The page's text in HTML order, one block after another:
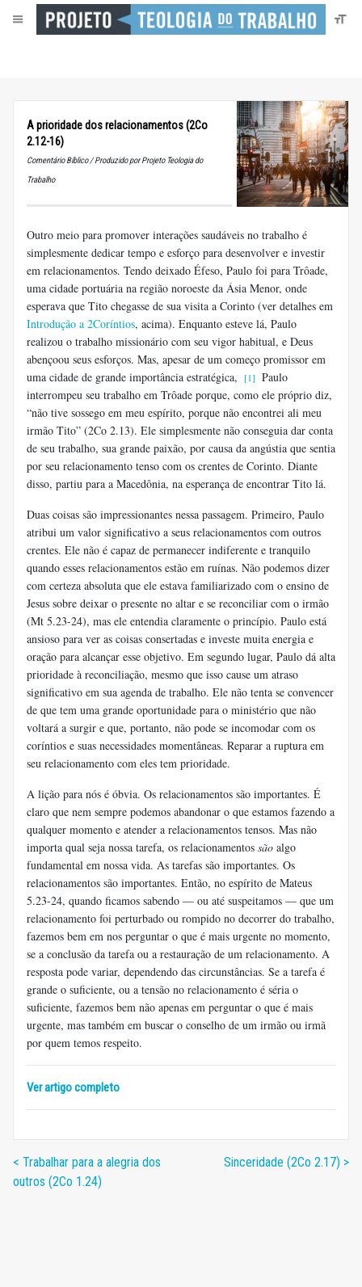
A prioridade dos relacionamentos (2Co
2.12-16)
Comentário Bíblico / Produzido por Projeto Teologia do
Trabalho
Outro meio para promover interações saudáveis ​​no trabalho é
simplesmente dedicar tempo e esforço para desenvolver e investir
em relacionamentos. Tendo deixado Éfeso, Paulo foi para Trôade,
uma cidade portuária na região noroeste da Ásia Menor, onde
esperava que Tito chegasse de sua visita a Corinto (ver detalhes em
Introdução a 2Coríntios, acima). Enquanto esteve lá, Paulo
realizou o trabalho missionário com seu vigor habitual, e Deus
abençoou seus esforços. Mas, apesar de um começo promissor em
uma cidade de grande importância estratégica,
[1] Paulo
interrompeu seu trabalho em Trôade porque, como ele próprio diz,
“não tive sossego em meu espírito, porque não encontrei ali meu
irmão Tito” (2Co 2.13). Ele simplesmente não conseguia dar conta
de seu trabalho, sua grande paixão, por causa da angústia que sentia
por seu relacionamento tenso com os crentes de Corinto. Diante
disso, partiu para a Macedônia, na esperança de encontrar Tito lá.
Duas coisas são impressionantes nessa passagem. Primeiro, Paulo
atribui um valor significativo a seus relacionamentos com outros
crentes. Ele não é capaz de permanecer indiferente e tranquilo
quando esses relacionamentos estão em ruínas. Não podemos dizer
com certeza absoluta que ele estava familiarizado com o ensino de
Jesus sobre deixar o presente no altar e se reconciliar com o irmão
(Mt 5.23-24), mas ele entendia claramente o princípio. Paulo está
ansioso para ver as coisas consertadas e investe muita energia e
oração para alcançar esse objetivo. Em segundo lugar, Paulo dá alta
prioridade à reconciliação, mesmo que isso cause um atraso
significativo em sua agenda de trabalho. Ele não tenta se convencer
de que tem uma grande oportunidade para o ministério que não
voltará a surgir e que, portanto, não pode se incomodar com os
coríntios e suas necessidades momentâneas. Reparar a ruptura em
seu relacionamento com eles tem prioridade.
A lição para nós é óbvia. Os relacionamentos são importantes. É
claro que nem sempre podemos abandonar o que estamos fazendo a
qualquer momento e atender a relacionamentos tensos. Mas não
importa qual seja nossa tarefa, os relacionamentos são algo
fundamental em nossa vida. As tarefas são importantes. Os
relacionamentos são importantes. Então, no espírito de Mateus
5.23-24, quando ficamos sabendo — ou até suspeitamos — que um
relacionamento foi perturbado ou rompido no decorrer do trabalho,
fazemos bem em nos perguntar o que é mais urgente no momento,
se a conclusão da tarefa ou a restauração de um relacionamento. A
resposta pode variar, dependendo das circunstâncias. Se a tarefa é
grande o suficiente, ou a tensão no relacionamento é séria o
suficiente, fazemos bem não apenas em perguntar o que é mais
urgente, mas também em buscar o conselho de um irmão ou irmã
por quem temos respeito.
Ver artigo completo
< Trabalhar para a alegria dos
outros (2Co 1.24)
Sinceridade (2Co 2.17) >